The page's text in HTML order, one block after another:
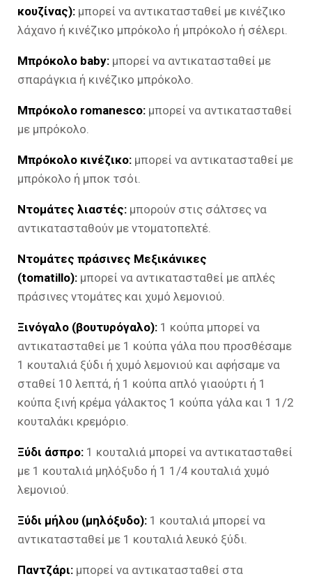
κουζίνας): μπορεί να αντικατασταθεί με κινέζικο
λάχανο ή κινέζικο μπρόκολο ή μπρόκολο ή σέλερι.
Μπρόκολο baby: μπορεί να αντικατασταθεί με
σπαράγκια ή κινέζικο μπρόκολο.
Μπρόκολο romanesco: μπορεί να αντικατασταθεί
με μπρόκολο.
Μπρόκολο κινέζικο: μπορεί να αντικατασταθεί με
μπρόκολο ή μποκ τσόι.
Ντομάτες λιαστές: μπορούν στις σάλτσες να
αντικατασταθούν με ντοματοπελτέ.
Ντομάτες πράσινες Μεξικάνικες
(tomatillo): μπορεί να αντικατασταθεί με απλές
πράσινες ντομάτες και χυμό λεμονιού.
Ξινόγαλο (βουτυρόγαλο): 1 κούπα μπορεί να
αντικατασταθεί με 1 κούπα γάλα που προσθέσαμε
1 κουταλιά ξύδι ή χυμό λεμονιού και αφήσαμε να
σταθεί 10 λεπτά, ή 1 κούπα απλό γιαούρτι ή 1
κούπα ξινή κρέμα γάλακτος 1 κούπα γάλα και 1 1/2
κουταλάκι κρεμόριο.
Ξύδι άσπρο: 1 κουταλιά μπορεί να αντικατασταθεί
με 1 κουταλιά μηλόξυδο ή 1 1/4 κουταλιά χυμό
λεμονιού.
Ξύδι μήλου (μηλόξυδο): 1 κουταλιά μπορεί να
αντικατασταθεί με 1 κουταλιά λευκό ξύδι.
Παντζάρι: μπορεί να αντικατασταθεί στα